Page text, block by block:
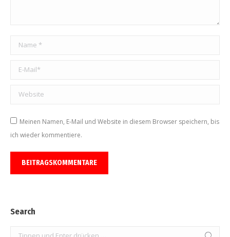
Name *
E-Mail *
Website
Meinen Namen, E-Mail und Website in diesem Browser speichern, bis
ich wieder kommentiere.
BEITRAGSKOMMENTARE
Search
Search: